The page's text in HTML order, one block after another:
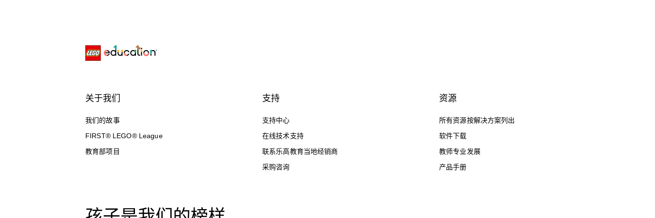
关于我们
我们的故事
FIRST® LEGO® League
教育部项目
支持
支持中心
在线技术支持
联系乐高教育当地经销商
采购咨询
资源
所有资源按解决方案列出
软件下载
教师专业发展
产品手册